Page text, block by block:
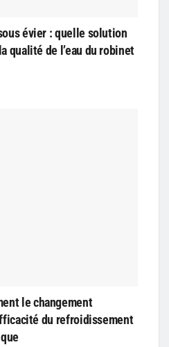
évier : quelle solution
qualité de l’eau du robinet
le changement
du refroidissement